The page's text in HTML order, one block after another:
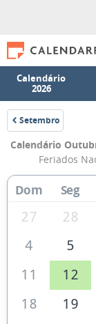
Calendário
2026
Setembro
1914
Calendário
Feriados
Dom Seg
27 28
4
5
11
12
18
19